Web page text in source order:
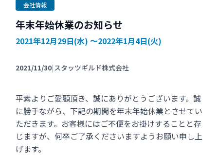
会社情報
年末年始休業のお知らせ
2021年12月29日(水) ～2022年1月4日(火)
2021/11/30|スタッツギルド株式会社
平素よりご愛顧頂き、誠にありがとうございます。誠
に勝手ながら、下記の期間を年末年始休業とさせてい
ただきます。お客様にはご不便をお掛けすることと存
じますが、何卒ご了承くださいますようお願い申し上
げます。